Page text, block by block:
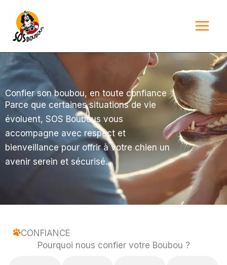
contenu
Confier son boubou, en toute confiance
Parce que certaines situations de vie
évoluent, SOS Boubous vous
accompagne avec respect et
bienveillance pour offrir à votre chien un
avenir serein et sécurisé.
CONFIANCE
Pourquoi nous confier votre Boubou ?